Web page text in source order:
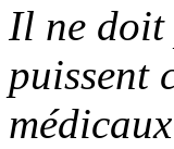
Il ne doit
puissent